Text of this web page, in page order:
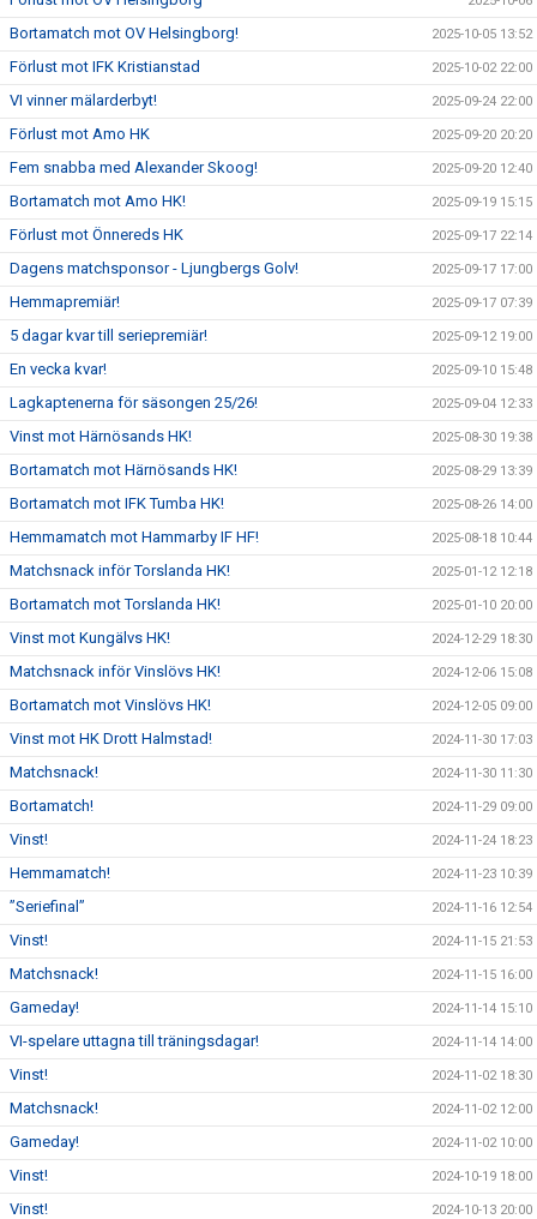
Bortamatch mot OV Helsingborg! 2025-10-05 13:52
Förlust mot IFK Kristianstad 2025-10-02 22:00
VI vinner mälarderbyt! 2025-09-24 22:00
Förlust mot Amo HK 2025-09-20 20:20
Fem snabba med Alexander Skoog! 2025-09-20 12:40
Bortamatch mot Amo HK! 2025-09-19 15:15
Förlust mot Önnereds HK 2025-09-17 22:14
Dagens matchsponsor - Ljungbergs Golv! 2025-09-17 17:00
Hemmapremiär! 2025-09-17 07:39
5 dagar kvar till seriepremiär! 2025-09-12 19:00
En vecka kvar! 2025-09-10 15:48
Lagkaptenerna för säsongen 25/26! 2025-09-04 12:33
Vinst mot Härnösands HK! 2025-08-30 19:38
Bortamatch mot Härnösands HK! 2025-08-29 13:39
Bortamatch mot IFK Tumba HK! 2025-08-26 14:00
Hemmamatch mot Hammarby IF HF! 2025-08-18 10:44
Matchsnack inför Torslanda HK! 2025-01-12 12:18
Bortamatch mot Torslanda HK! 2025-01-10 20:00
Vinst mot Kungälvs HK! 2024-12-29 18:30
Matchsnack inför Vinslövs HK! 2024-12-06 15:08
Bortamatch mot Vinslövs HK! 2024-12-05 09:00
Vinst mot HK Drott Halmstad! 2024-11-30 17:03
Matchsnack! 2024-11-30 11:30
Bortamatch! 2024-11-29 09:00
Vinst! 2024-11-24 18:23
Hemmamatch! 2024-11-23 10:39
”Seriefinal” 2024-11-16 12:54
Vinst! 2024-11-15 21:53
Matchsnack! 2024-11-15 16:00
Gameday! 2024-11-14 15:10
VI-spelare uttagna till träningsdagar! 2024-11-14 14:00
Vinst! 2024-11-02 18:30
Matchsnack! 2024-11-02 12:00
Gameday! 2024-11-02 10:00
Vinst! 2024-10-19 18:00
Vinst! 2024-10-13 20:00